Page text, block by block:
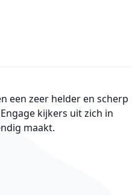
een zeer helder en scherp
kijkers uit zich in
maakt.